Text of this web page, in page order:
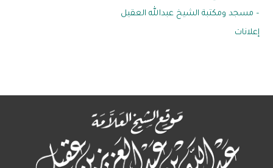
– مسجد ومكتبة الشيخ عبدالله العقيل
إعلانات